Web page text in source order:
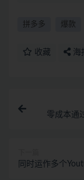
拼多多 爆款
收藏 海
零成本通
同时运作多个